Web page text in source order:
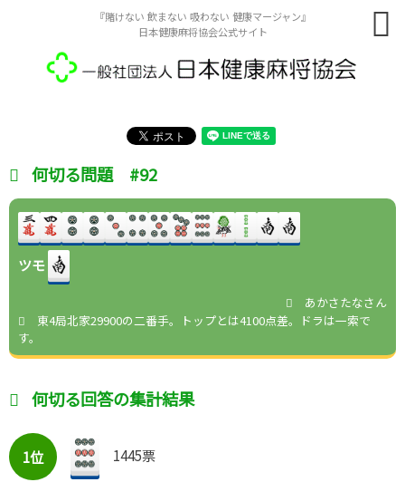
『賭けない 飲まない 吸わない 健康マージャン』
日本健康麻将協会公式サイト
何切る問題 #92
ツモ
あかさたなさん
東4局北家29900の二番手。トップとは4100点差。ドラは一索で
す。
何切る回答の集計結果
1位 1445票